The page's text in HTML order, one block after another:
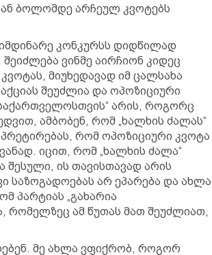
ბოლომდე არჩეულ კვოტებს
კონკურსს დიდწილად
ვინმე აირჩიონ კიდეც
მიუხედავად იმ ცალსახა
შეუძლია და ოპოზიციური
არის, როგორც
ამბობენ, რომ „ხალხის ძალას“
რომ ოპოზიციური კვოტა
იცით, რომ „ხალხის ძალა“
შესული, ის თავისთავად არის
საზოგადოებას არ ეპარება და ახლა
პარტიას „გახარია
რომელზეც ამ წუთას მათ შეუძლიათ,
მე ახლა ვფიქრობ, როგორ